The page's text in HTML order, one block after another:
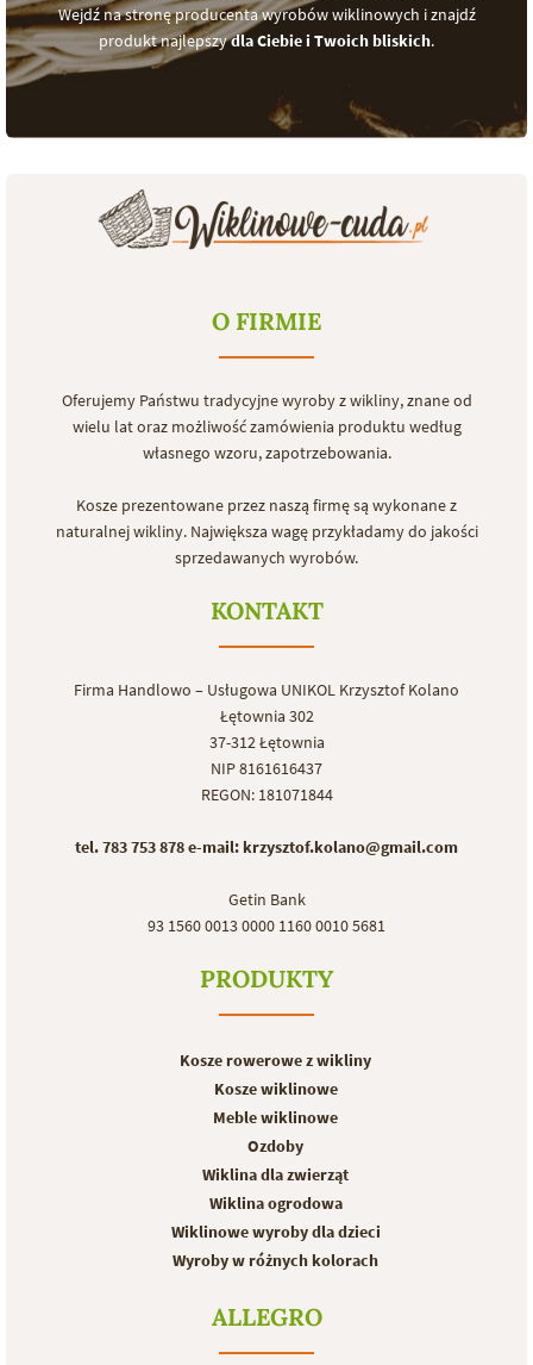
Wejdź na stronę producenta wyrobów wiklinowych i znajdź
produkt najlepszydla Ciebie i Twoich bliskich.
O FIRMIE
Oferujemy Państwu tradycyjne wyroby z wikliny, znane od
wielu lat oraz możliwość zamówienia produktu według
własnego wzoru, zapotrzebowania.
Kosze prezentowane przez naszą firmę są wykonane z
naturalnej wikliny. Największa wagę przykładamy do jakości
sprzedawanych wyrobów.
KONTAKT
Firma Handlowo – Usługowa UNIKOL Krzysztof Kolano
Łętownia 302
37-312 Łętownia
NIP 8161616437
REGON: 181071844
tel. 783 753 878e-mail: krzysztof.kolano@gmail.com
Getin Bank
93 1560 0013 0000 1160 0010 5681
PRODUKTY
Kosze rowerowe z wikliny
Kosze wiklinowe
Meble wiklinowe
Ozdoby
Wiklina dla zwierząt
Wiklina ogrodowa
Wiklinowe wyroby dla dzieci
Wyroby w różnych kolorach
ALLEGRO